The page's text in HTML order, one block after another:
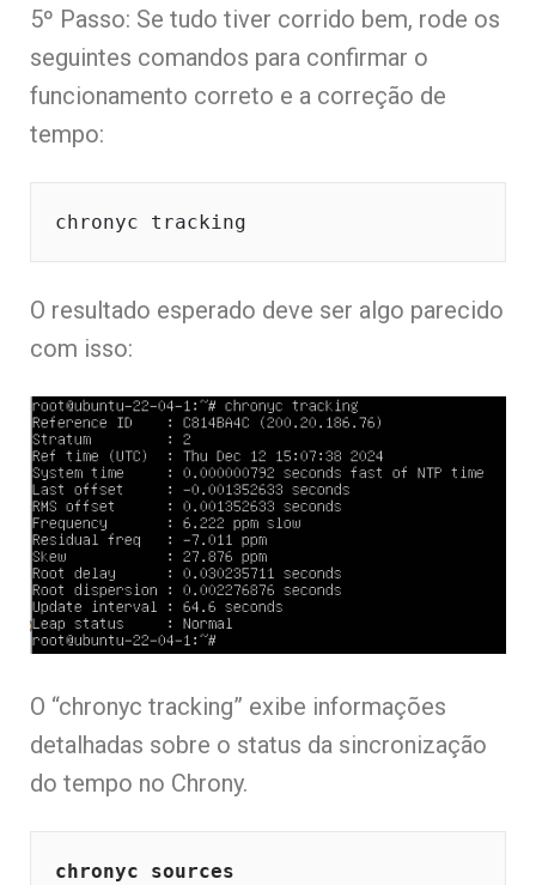
5º Passo: Se tudo tiver corrido bem, rode os
seguintes comandos para confirmar o
funcionamento correto e a correção de
tempo:
chronyc tracking
O resultado esperado deve ser algo parecido
com isso:
O “chronyc tracking” exibe informações
detalhadas sobre o status da sincronização
do tempo no Chrony.
chronyc sources